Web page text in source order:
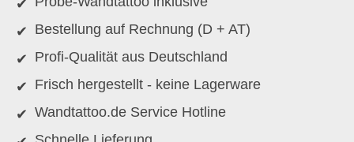
Bestellung auf Rechnung (D + AT)
Profi-Qualität aus Deutschland
Frisch hergestellt - keine Lagerware
Wandtattoo.de Service Hotline